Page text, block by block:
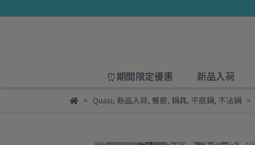
⏰期間限定優惠 新品入荷
Quasi, 新品入荷, 餐廚, 鍋具, 平底鍋, 不沾鍋